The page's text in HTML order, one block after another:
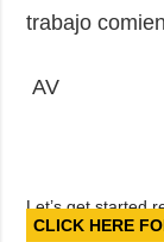
trabajo
AV
Let’s get started
CLICK HERE